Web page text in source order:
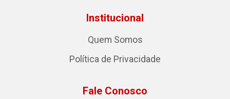
Institucional
Quem Somos
Política de Privacidade
Fale Conosco